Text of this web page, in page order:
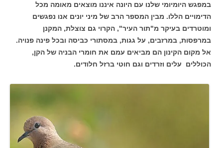
במפגש היומיומי שלנו עם היונה איננו מוצאים מאומה מכל
הדימויים הללו. מבין המספר הרב של מיני יונים אנו נפגשים
ומוטרדים בעיקר מ"תור העיר", הקרוי גם צוצלת, המקנן
במרפסות, במרזבים, על גגות, במסתורי כביסה ובכל פינה פנויה.
אל מקום הקינון הם מביאים עמם את חומרי הבניה של הקן,
הכוללים עלים וזרדים וגם חוטי ברזל חלודים.